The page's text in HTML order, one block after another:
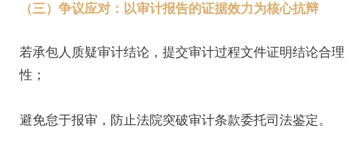
（三）争议应对：以审计报告的证据效力为核心抗辩
若承包人质疑审计结论，提交审计过程文件证明结论合理
性；
避免怠于报审，防止法院突破审计条款委托司法鉴定。